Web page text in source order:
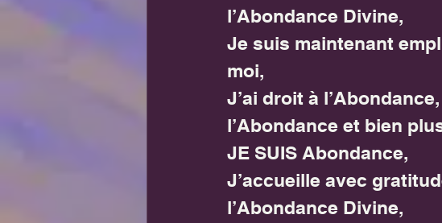
l’Abondance Divine,
Je suis maintenant
moi,
J’ai droit à
l’Abondance et bien
JE SUIS Abondance,
J’accueille avec
l’Abondance Divine,